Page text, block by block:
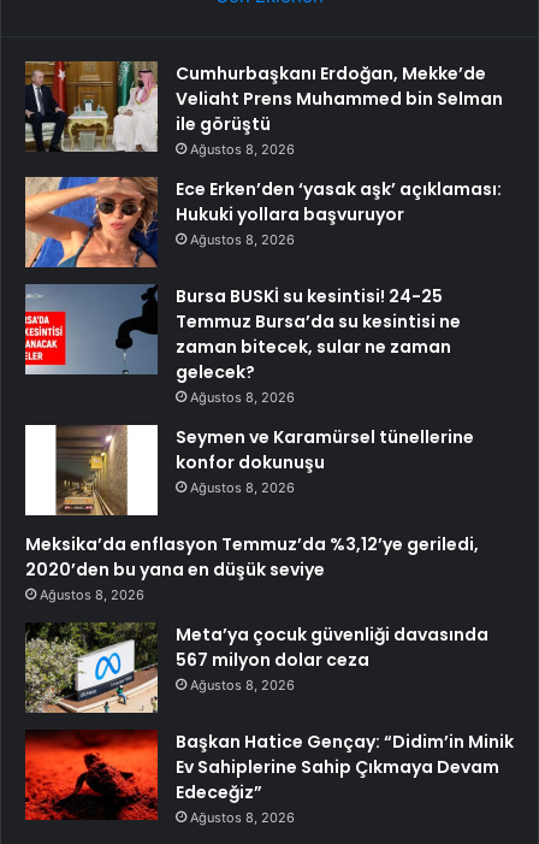
Cumhurbaşkanı Erdoğan, Mekke’de
Veliaht Prens Muhammed bin Selman
ile görüştü
Ağustos 8, 2026
Ece Erken’den ‘yasak aşk’ açıklaması:
Hukuki yollara başvuruyor
Ağustos 8, 2026
Bursa BUSKİ su kesintisi! 24-25
Temmuz Bursa’da su kesintisi ne
zaman bitecek, sular ne zaman
gelecek?
Ağustos 8, 2026
Seymen ve Karamürsel tünellerine
konfor dokunuşu
Ağustos 8, 2026
Meksika’da enflasyon Temmuz’da %3,12’ye geriledi,
2020’den bu yana en düşük seviye
Ağustos 8, 2026
Meta’ya çocuk güvenliği davasında
567 milyon dolar ceza
Ağustos 8, 2026
Başkan Hatice Gençay: “Didim’in Minik
Ev Sahiplerine Sahip Çıkmaya Devam
Edeceğiz”
Ağustos 8, 2026